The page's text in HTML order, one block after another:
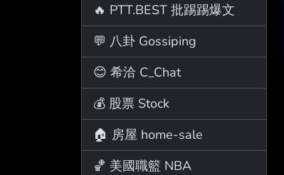
🔥 PTT.BEST 批踢踢爆文
💬 八卦 Gossiping
😊 希洽 C_Chat
💰 股票 Stock
🏠 房屋 home-sale
🏀 美國職籃 NBA